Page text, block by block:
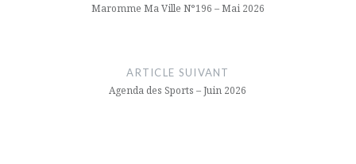
Maromme Ma Ville N°196 – Mai 2026
ARTICLE SUIVANT
Agenda des Sports – Juin 2026